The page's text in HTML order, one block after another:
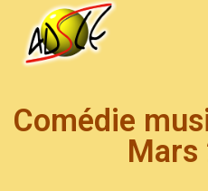
Comédie
Mars